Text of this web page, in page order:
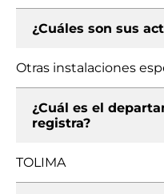
¿Cuáles son sus
Otras instalaciones
¿Cuál es el
registra?
TOLIMA